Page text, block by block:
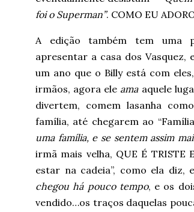
foi o Superman”. COMO EU
A edição também tem uma
apresentar a casa dos Vasquez,
um ano que o Billy está com
irmãos, agora ele ama aquele
divertem, comem lasanha
família, até chegarem ao
uma família, e se sentem assim
irmã mais velha, QUE É
estar na cadeia”, como ela diz,
chegou há pouco tempo, e os
vendido…os traços daquelas